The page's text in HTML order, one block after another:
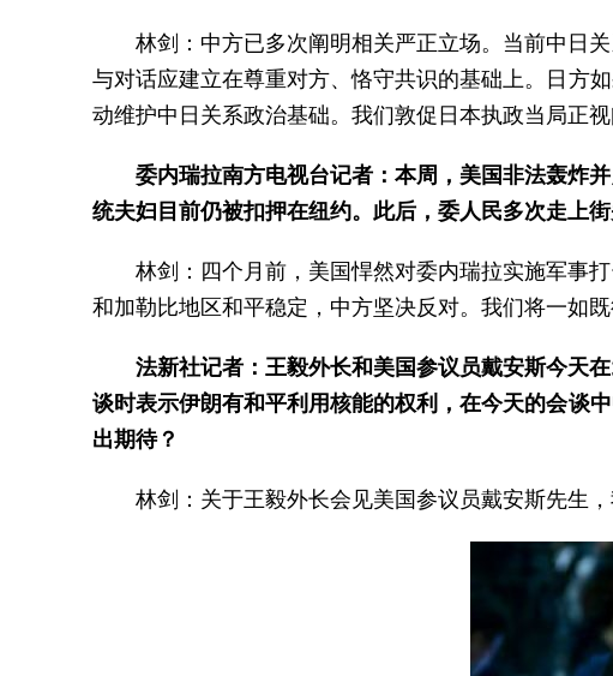
林剑：中方已多次阐明相关严正立场。当前中日
与对话应建立在尊重对方、恪守共识的基础上。日方
动维护中日关系政治基础。我们敦促日本执政当局正
委内瑞拉南方电视台记者：本周，美国非法轰炸
统夫妇目前仍被扣押在纽约。此后，委人民多次走上
林剑：四个月前，美国悍然对委内瑞拉实施军事
和加勒比地区和平稳定，中方坚决反对。我们将一如
法新社记者：王毅外长和美国参议员戴安斯今天
谈时表示伊朗有和平利用核能的权利，在今天的会谈
出期待？
林剑：关于王毅外长会见美国参议员戴安斯先生